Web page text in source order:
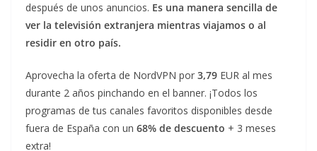
después de unos anuncios. Es una manera sencilla de
ver la televisión extranjera mientras viajamos o al
residir en otro país.
Aprovecha la oferta de NordVPN por 3,79 EUR al mes
durante 2 años pinchando en el banner. ¡Todos los
programas de tus canales favoritos disponibles desde
fuera de España con un 68% de descuento + 3 meses
extra!